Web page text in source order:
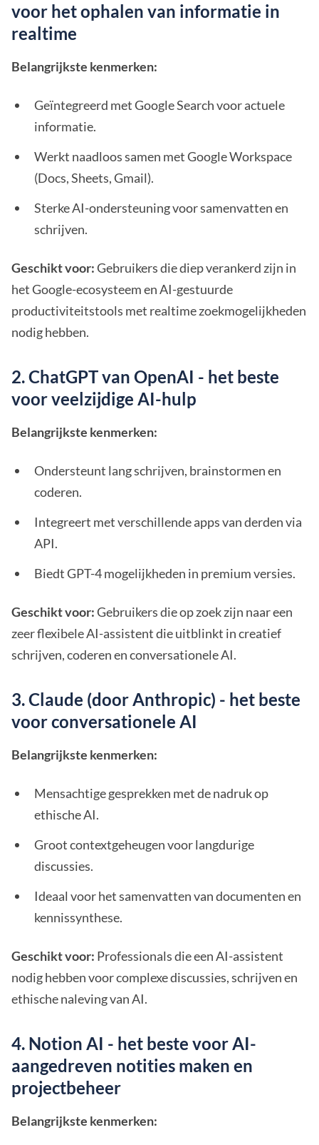
voor het ophalen van informatie in
realtime
Belangrijkste kenmerken:
Geïntegreerd met Google Search voor actuele
informatie.
Werkt naadloos samen met Google Workspace
(Docs, Sheets, Gmail).
Sterke AI-ondersteuning voor samenvatten en
schrijven.
Geschikt voor:Gebruikers die diep verankerd zijn in
het Google-ecosysteem en AI-gestuurde
productiviteitstools met realtime zoekmogelijkheden
nodig hebben.
2. ChatGPT van OpenAI - het beste
voor veelzijdige AI-hulp
Belangrijkste kenmerken:
Ondersteunt lang schrijven, brainstormen en
coderen.
Integreert met verschillende apps van derden via
API.
Biedt GPT-4 mogelijkheden in premium versies.
Geschikt voor:Gebruikers die op zoek zijn naar een
zeer flexibele AI-assistent die uitblinkt in creatief
schrijven, coderen en conversationele AI.
3. Claude (door Anthropic) - het beste
voor conversationele AI
Belangrijkste kenmerken:
Mensachtige gesprekken met de nadruk op
ethische AI.
Groot contextgeheugen voor langdurige
discussies.
Ideaal voor het samenvatten van documenten en
kennissynthese.
Geschikt voor: Professionals die een AI-assistent
nodig hebben voor complexe discussies, schrijven en
ethische naleving van AI.
4. Notion AI - het beste voor AI-
aangedreven notities maken en
projectbeheer
Belangrijkste kenmerken: